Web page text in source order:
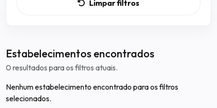
Limpar filtros
Estabelecimentos encontrados
0 resultados para os filtros atuais.
Nenhum estabelecimento encontrado para os filtros
selecionados.